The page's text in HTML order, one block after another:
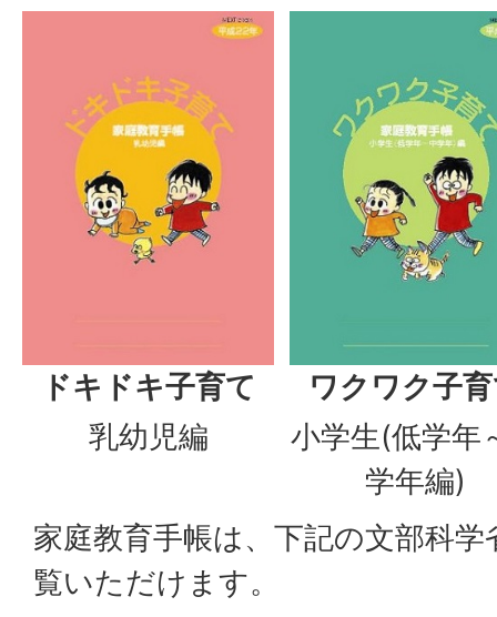
ドキドキ子育て
乳幼児編
ワクワク子
小学生(低学年
学年編)
家庭教育手帳は、下記の文部科
覧いただけます。